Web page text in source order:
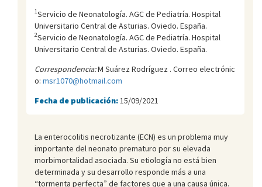
1Servicio de Neonatología. AGC de Pediatría. Hospital
Universitario Central de Asturias. Oviedo. España.
2Servicio de Neonatología. AGC de Pediatría. Hospital
Universitario Central de Asturias. Oviedo. España.
Correspondencia:M Suárez Rodríguez . Correo electrónic
o: msr1070@hotmail.com
Fecha de publicación: 15/09/2021
La enterocolitis necrotizante (ECN) es un problema muy
importante del neonato prematuro por su elevada
morbimortalidad asociada. Su etiología no está bien
determinada y su desarrollo responde más a una
“tormenta perfecta” de factores que a una causa única.